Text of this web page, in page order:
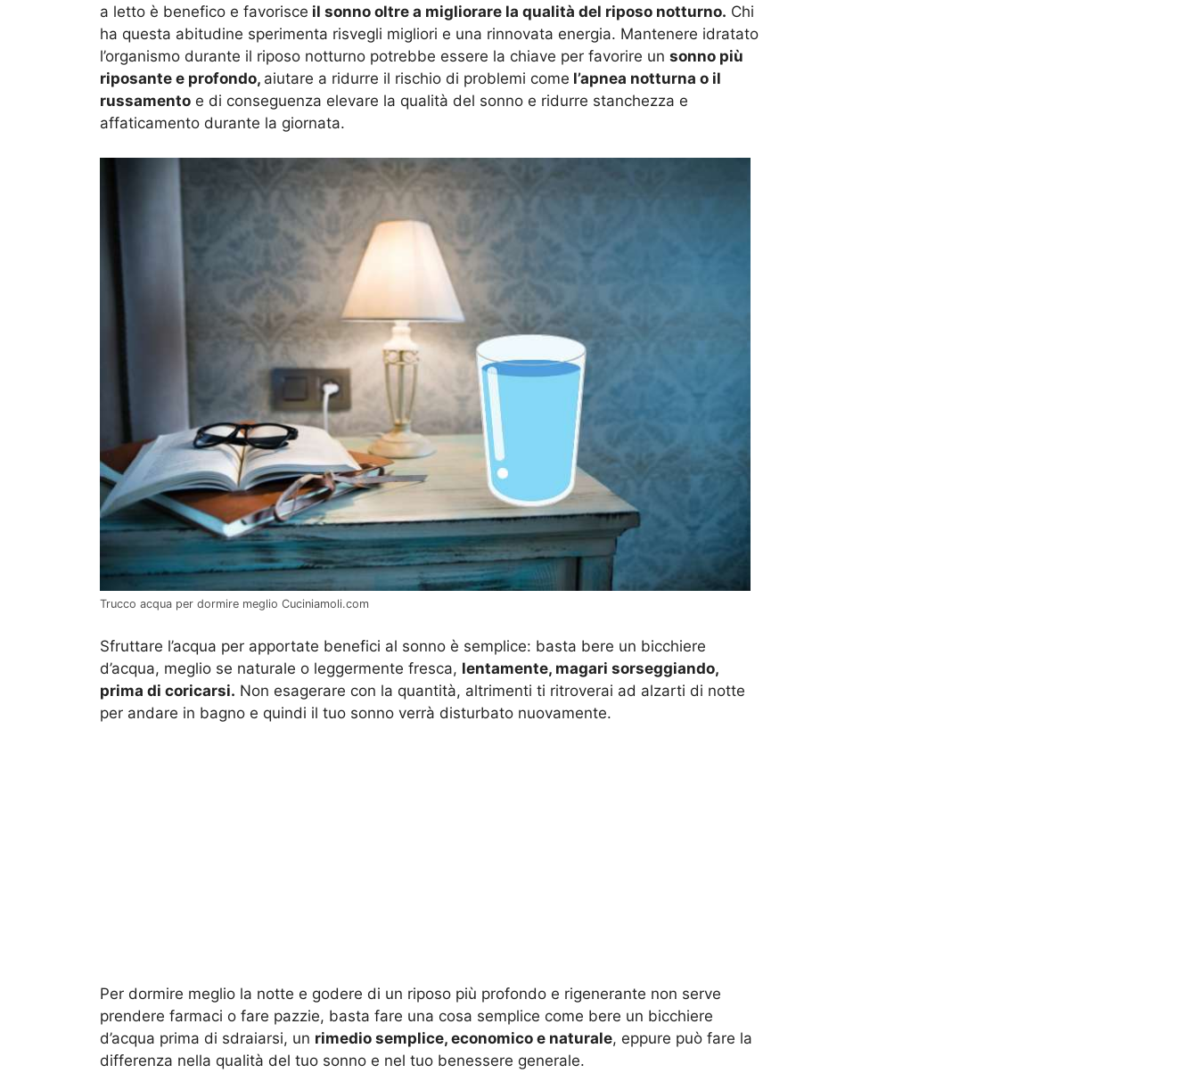
a letto è benefico e favorisce il sonno oltre a migliorare la qualità del riposo notturno. Chi
ha questa abitudine sperimenta risvegli migliori e una rinnovata energia. Mantenere idratato
l’organismo durante il riposo notturno potrebbe essere la chiave per favorire un sonno più
riposante e profondo, aiutare a ridurre il rischio di problemi come l’apnea notturna o il
russamento e di conseguenza elevare la qualità del sonno e ridurre stanchezza e
affaticamento durante la giornata.
Trucco acqua per dormire meglio Cuciniamoli.com
Sfruttare l’acqua per apportate benefici al sonno è semplice: basta bere un bicchiere
d’acqua, meglio se naturale o leggermente fresca, lentamente, magari sorseggiando,
prima di coricarsi. Non esagerare con la quantità, altrimenti ti ritroverai ad alzarti di notte
per andare in bagno e quindi il tuo sonno verrà disturbato nuovamente.
Per dormire meglio la notte e godere di un riposo più profondo e rigenerante non serve
prendere farmaci o fare pazzie, basta fare una cosa semplice come bere un bicchiere
d’acqua prima di sdraiarsi, un rimedio semplice, economico e naturale, eppure può fare la
differenza nella qualità del tuo sonno e nel tuo benessere generale.